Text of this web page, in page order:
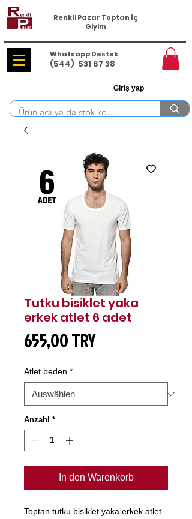
Renkli Pazar Toptan İç
Giyim
Whatsapp Destek
(544) 531 67 38
Giriş yap
Tutku bisiklet yaka
erkek atlet 6 adet
655,00 TRYPreis
Atlet beden *
Anzahl *
In den Warenkorb
Toptan tutku bisiklet yaka erkek atlet